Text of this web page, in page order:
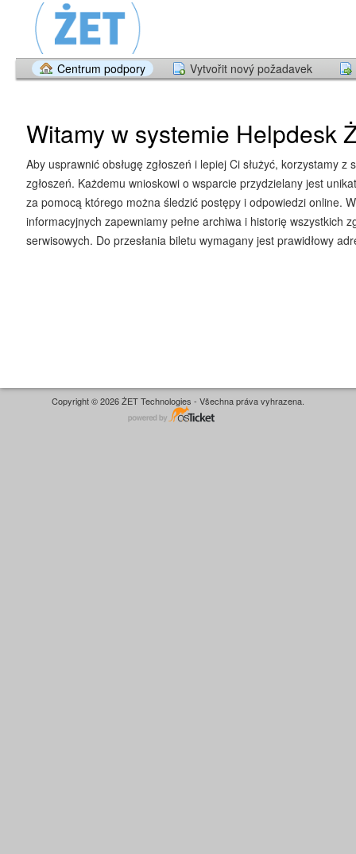
Centrum podpory Vytvořit nový požadavek
Witamy w systemie Helpdesk
Aby usprawnić obsługę zgłoszeń i lepiej Ci służyć, korzystamy z
zgłoszeń. Każdemu wnioskowi o wsparcie przydzielany jest
za pomocą którego można śledzić postępy i odpowiedzi online.
informacyjnych zapewniamy pełne archiwa i historię wszystkich
serwisowych. Do przesłania biletu wymagany jest prawidłowy
Copyright © 2026 ŻET Technologies - Všechna práva vyhrazena.